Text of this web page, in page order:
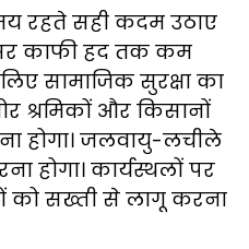
रहते सही कदम उठाए
काफी हद तक कम
सामाजिक सुरक्षा का
श्रमिकों और किसानों
होगा। जलवायु-लचीले
होगा। कार्यस्थलों पर
को सख्ती से लागू करना